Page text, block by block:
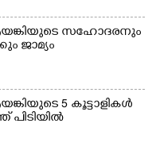
സഹോദരനും
ജാമ്യം
5 കൂട്ടാളികൾ